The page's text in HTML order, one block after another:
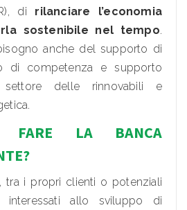
di rilanciare l’economia
sostenibile nel tempo.
anche del supporto di
di competenza e supporto
settore delle rinnovabili e
FARE LA BANCA
tra i propri clienti o potenziali
allo sviluppo di